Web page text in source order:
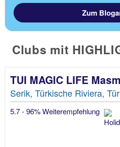
Zum
Clubs mit
TUI MAGIC LIFE
Serik, Türkische Riviera,
5.7 - 96% Weiterempfehlung